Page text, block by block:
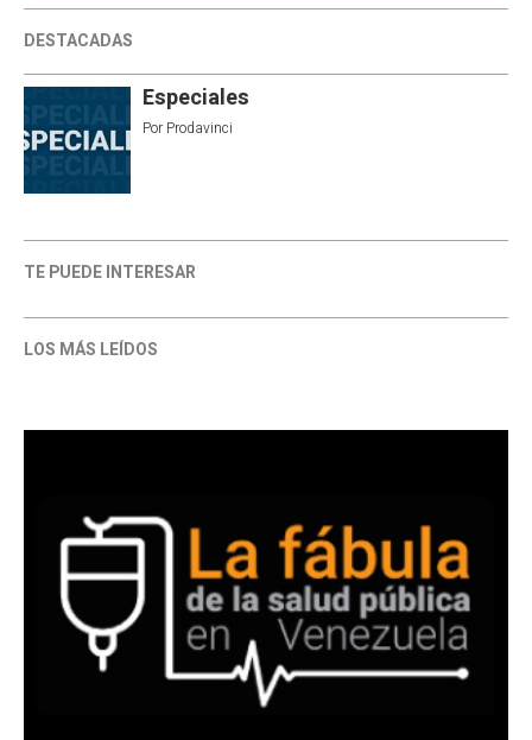
DESTACADAS
Especiales
Por Prodavinci
TE PUEDE INTERESAR
LOS MÁS LEÍDOS